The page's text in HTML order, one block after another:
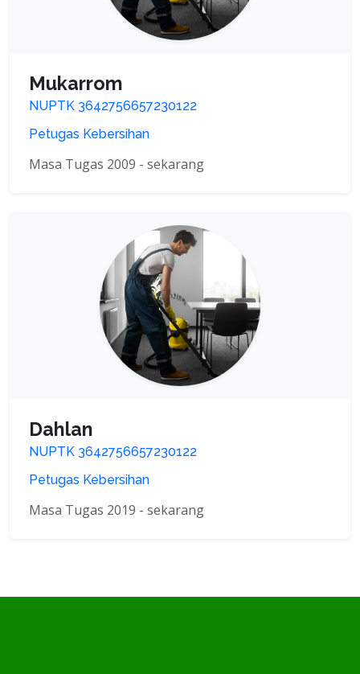
Mukarrom
NUPTK 3642756657230122
Petugas Kebersihan
Masa Tugas 2009 - sekarang
Dahlan
NUPTK 3642756657230122
Petugas Kebersihan
Masa Tugas 2019 - sekarang